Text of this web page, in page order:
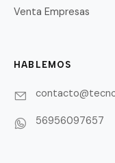
Venta Empresas
HABLEMOS
56956097657